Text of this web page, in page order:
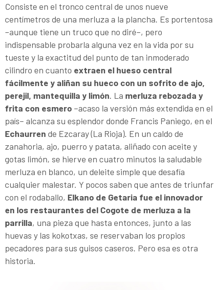
Consiste en el tronco central de unos nueve
centímetros de una merluza a la plancha. Es portentosa
–aunque tiene un truco que no diré–, pero
indispensable probarla alguna vez en la vida por su
tueste y la exactitud del punto de tan inmoderado
cilindro en cuanto extraen el hueso central
fácilmente y aliñan su hueco con un sofrito de ajo,
perejil, mantequilla y limón. La merluza rebozada y
frita con esmero –acaso la versión más extendida en el
país– alcanza su esplendor donde Francis Paniego, en el
Echaurren de Ezcaray (La Rioja). En un caldo de
zanahoria, ajo, puerro y patata, aliñado con aceite y
gotas limón, se hierve en cuatro minutos la saludable
merluza en blanco, un deleite simple que desafía
cualquier malestar. Y pocos saben que antes de triunfar
con el rodaballo, Elkano de Getaria fue el innovador
en los restaurantes del Cogote de merluza a la
parrilla, una pieza que hasta entonces, junto a las
huevas y las kokotxas, se reservaban los propios
pecadores para sus guisos caseros. Pero esa es otra
historia.